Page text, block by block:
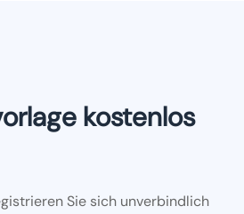
kostenlos
Sie sich unverbindlich